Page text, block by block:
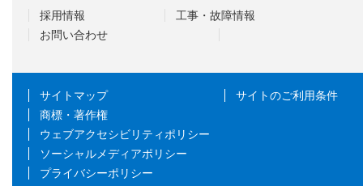
採用情報
工事・故障情報
お問い合わせ
サイトマップ
サイトのご利用条件
商標・著作権
ウェブアクセシビリティポリシー
ソーシャルメディアポリシー
プライバシーポリシー